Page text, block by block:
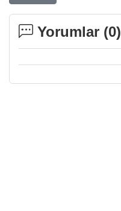
Yorumlar (0)